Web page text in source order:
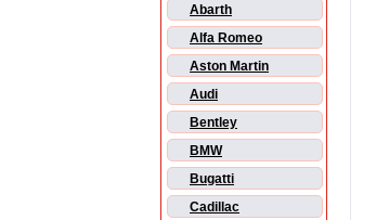
Abarth
Alfa Romeo
Aston Martin
Audi
Bentley
BMW
Bugatti
Cadillac